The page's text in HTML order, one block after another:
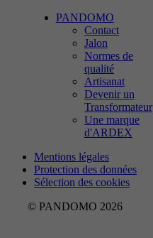
PANDOMO
Contact
Jalon
Normes de
qualité
Artisanat
Devenir un
Transformateur
Une marque
d'ARDEX
Mentions légales
Protection des données
Sélection des cookies
© PANDOMO 2026